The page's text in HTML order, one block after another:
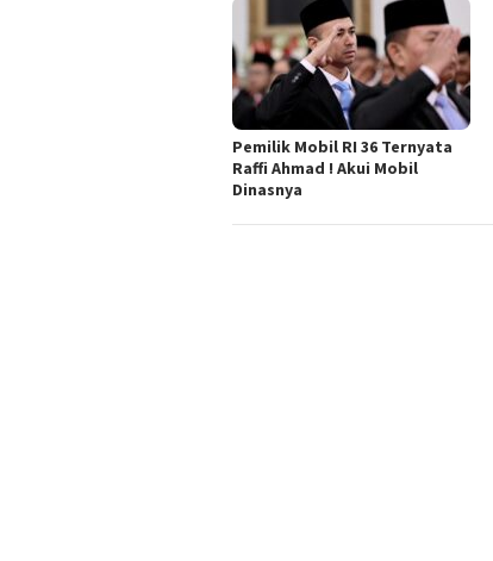
Pemilik Mobil RI 36 Ternyata
Raffi Ahmad ! Akui Mobil
Dinasnya